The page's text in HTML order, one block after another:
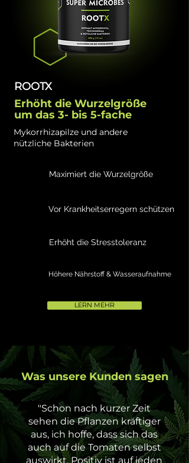
ROOTX
Erhöht die Wurzelgröße
um das 3- bis 5-fache
Mykorrhizapilze und andere
nützliche Bakterien
Maximiert die Wurzelgröße
Vor Krankheitserregern schützen
Erhöht die Stresstoleranz
Höhere Nährstoff & Wasseraufnahme
LERN MEHR
Was unsere Kunden sagen
"Schon nach kurzer Zeit
sehen die Pflanzen kräftiger
aus, ich hoffe, dass sich das
auch auf die Tomaten selbst
auswirkt. Positiv ist auf jeden